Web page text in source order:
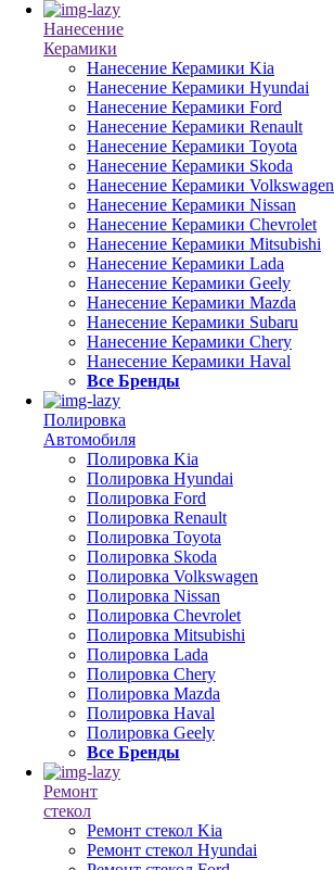
Нанесение
Керамики
Нанесение Керамики Kia
Нанесение Керамики Hyundai
Нанесение Керамики Ford
Нанесение Керамики Renault
Нанесение Керамики Toyota
Нанесение Керамики Skoda
Нанесение Керамики Volkswagen
Нанесение Керамики Nissan
Нанесение Керамики Chevrolet
Нанесение Керамики Mitsubishi
Нанесение Керамики Lada
Нанесение Керамики Geely
Нанесение Керамики Mazda
Нанесение Керамики Subaru
Нанесение Керамики Chery
Нанесение Керамики Haval
Все Бренды
Полировка
Автомобиля
Полировка Kia
Полировка Hyundai
Полировка Ford
Полировка Renault
Полировка Toyota
Полировка Skoda
Полировка Volkswagen
Полировка Nissan
Полировка Chevrolet
Полировка Mitsubishi
Полировка Lada
Полировка Chery
Полировка Mazda
Полировка Haval
Полировка Geely
Все Бренды
Ремонт
стекол
Ремонт стекол Kia
Ремонт стекол Hyundai